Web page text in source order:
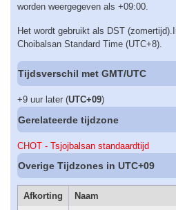
worden weergegeven als +09:00.
Het wordt gebruikt als DST
Choibalsan Standard Time (UTC+8).
Tijdsverschil met GMT/UTC
+9 uur later (UTC+09)
Gerelateerde tijdzone
CHOT - Tsjojbalsan standaardtijd
Overige Tijdzones in UTC+09
Afkorting
Naam